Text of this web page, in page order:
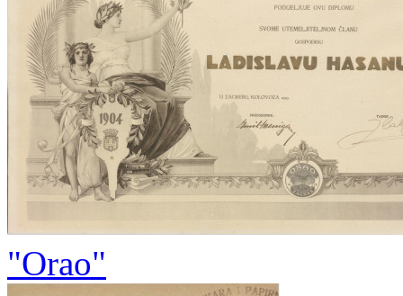
"Orao"